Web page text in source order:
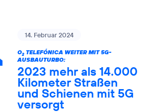
14. Februar 2024
O2TELEFÓNICA WEITER MIT 5G-
AUSBAUTURBO:
2023 mehr als 14.000
Kilometer Straßen
und Schienen mit 5G
versorgt